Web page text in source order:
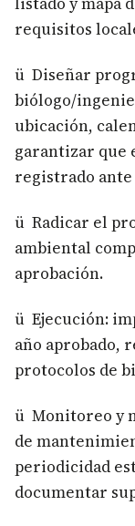
requisitos
ü Diseñar
biólogo/
ubicación,
garantizar que
registrado ante
ü Radicar el
ambiental
aprobación.
ü Ejecución:
año aprobado,
protocolos de
ü Monitoreo y
de
periodicidad
documentar